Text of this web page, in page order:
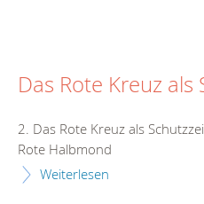
Das Rote Kreuz als
2. Das Rote Kreuz als
Rote Halbmond
Weiterlesen